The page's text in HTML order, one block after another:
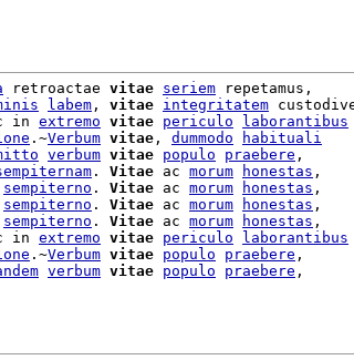
retroactae vitae seriem
labem , vitae integritatem
in
extremo vitae periculo
laborantibus
.~Verbum vitae , dummodo
habituali
verbum vitae populo praebere ,
. Vitae ac morum honestas ,
sempiterno . Vitae ac morum honestas ,
sempiterno . Vitae ac morum honestas ,
sempiterno . Vitae ac morum honestas ,
in
extremo vitae periculo
laborantibus
.~Verbum vitae populo praebere
verbum vitae populo praebere ,